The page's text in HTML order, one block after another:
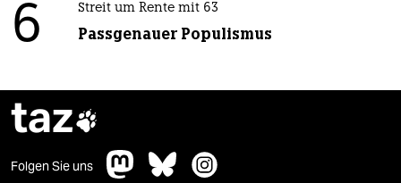
6 Streit um Rente mit 63
Passgenauer Populismus
taz
Folgen Sie uns